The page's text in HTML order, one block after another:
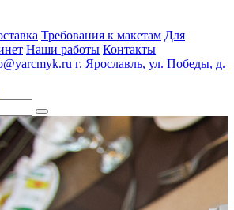
Требования к макетам Для
Наши работы Контакты
г. Ярославль, ул. Победы, д.